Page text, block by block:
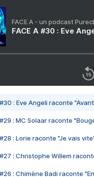
FACE A - un podcast
FACE A #30 : Eve
#30 : Eve Angeli raconte
#29 : MC Solaar raconte
#28 : Lorie raconte "Je vais
#27 : Christophe Willem
#26 : Chimène Badi raconte